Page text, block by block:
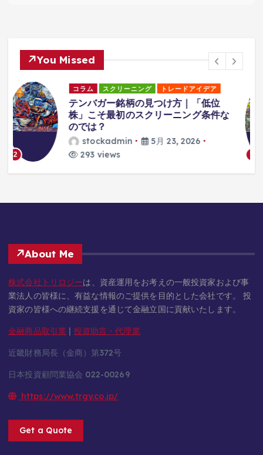
You Missed
コラム 海外市場
中国経済は「日本のバブル崩壊」と似
ているのか？ 不動産危機と構造転換
の遅れを読み解く
stockadmin
3月 5, 2026
448 views
About Me
株式会社トリロジーは、資産運用をお考えの一般投資家および事
業法人の皆様に、有益な情報のご提供を目的とした会社です。 投
資家の皆様への継続支援を通じて金融立国に貢献いたします。
金融商品取引業 | 投資助言・代理業
近畿財務局長（金商）第372号
日本投資顧問業協会 022-00269
https://www.trgy.co.jp/
Get a Quote